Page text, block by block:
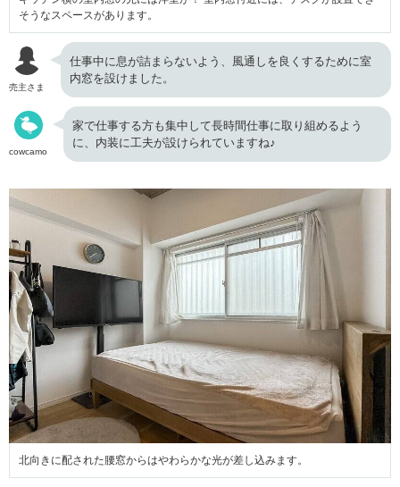
そうなスペースがあります。
売主さま
仕事中に息が詰まらないよう、風通しを良くするために室
内窓を設けました。
cowcamo
家で仕事する方も集中して長時間仕事に取り組めるよう
に、内装に工夫が設けられていますね♪
北向きに配された腰窓からはやわらかな光が差し込みます。